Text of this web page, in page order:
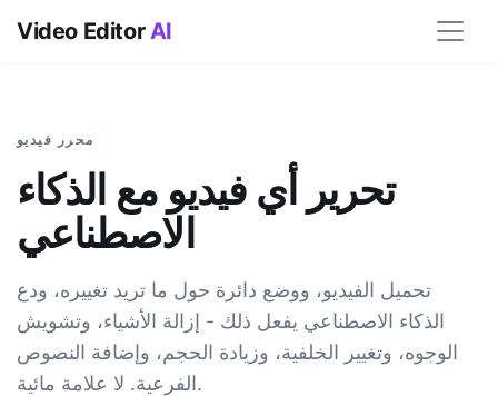
Video EditorAI
محرر فيديو
تحرير أي فيديو مع الذكاء
الاصطناعي
تحميل الفيديو، ووضع دائرة حول ما تريد تغييره، ودع
الذكاء الاصطناعي يفعل ذلك - إزالة الأشياء، وتشويش
الوجوه، وتغيير الخلفية، وزيادة الحجم، وإضافة النصوص
الفرعية. لا علامة مائية.